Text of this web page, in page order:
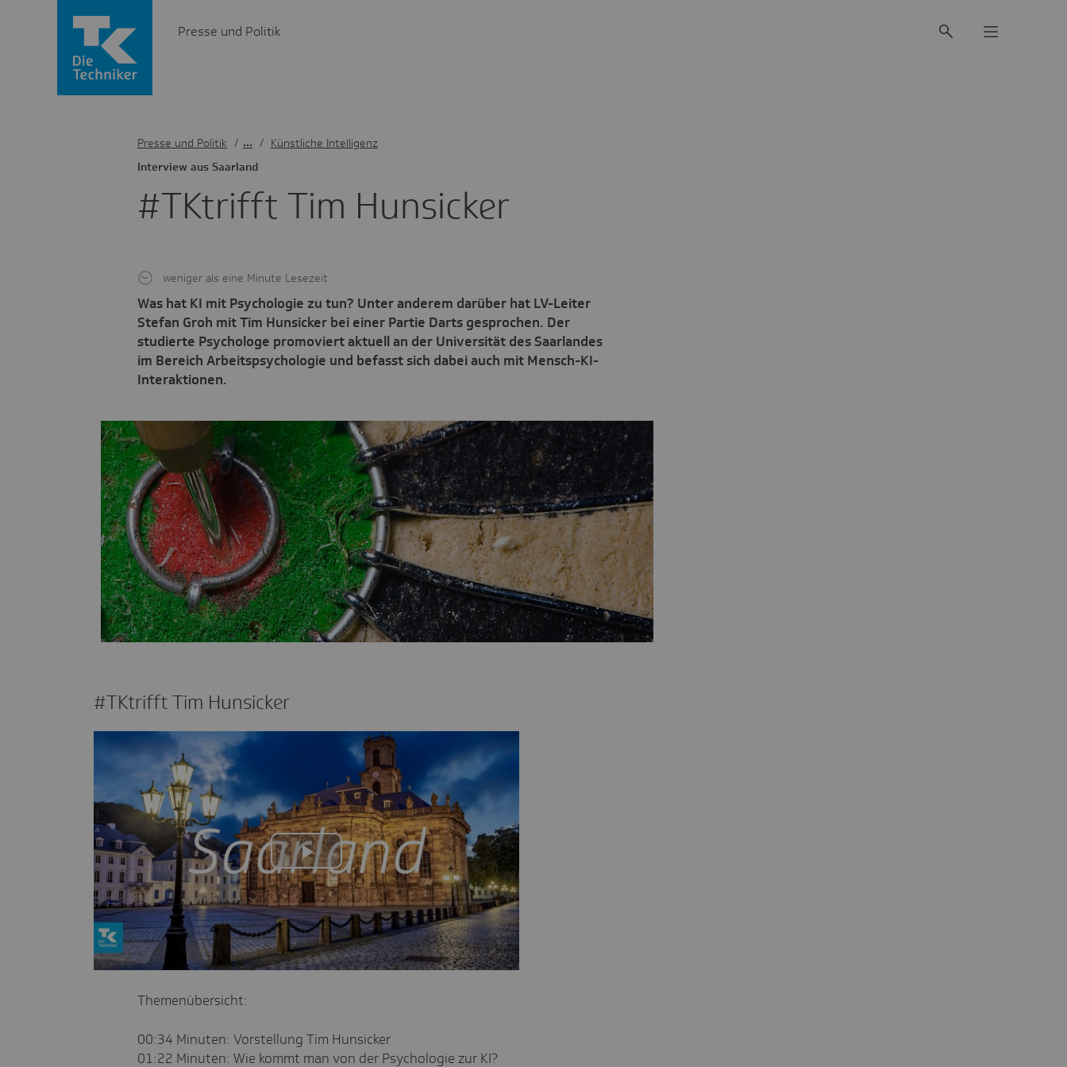
Presse und Politik
#TKtrifft Tim Hunsi­cker
Inter­view aus Saar­land
Was hat KI mit Psychologie zu tun? Unter anderem darüber hat LV-Leiter
Stefan Groh mit Tim Hunsicker bei einer Partie Darts gesprochen. Der
studierte Psychologe promoviert aktuell an der Universität des Saarlandes
im Bereich Arbeitspsychologie und befasst sich dabei auch mit Mensch-KI-
Interaktionen.
weniger als eine Minute Lesezeit
Presse und Politik / Künstliche Intelligenz
#TKtrifft Tim Hunsi­cker
Play
Video
Themenübersicht:
00:34 Minuten: Vorstellung Tim Hunsicker
01:22 Minuten: Wie kommt man von der Psychologie zur KI?